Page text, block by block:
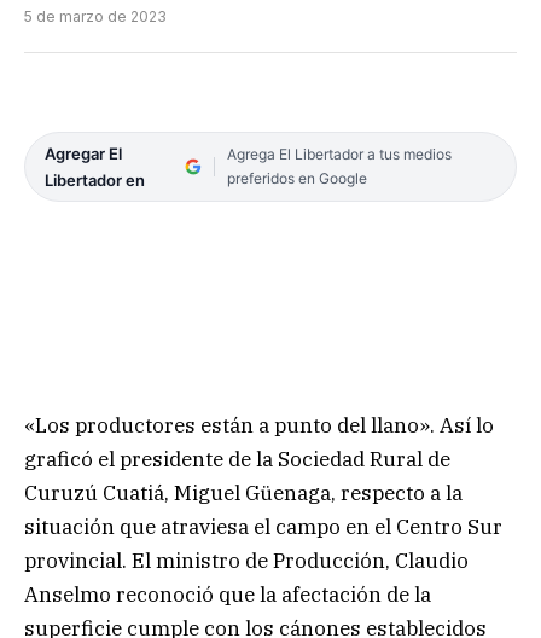
5 de marzo de 2023
Agregar El
Libertador en
Agrega El Libertador a tus medios
preferidos en Google
«Los productores están a punto del llano». Así lo
graficó el presidente de la Sociedad Rural de
Curuzú Cuatiá, Miguel Güenaga, respecto a la
situación que atraviesa el campo en el Centro Sur
provincial. El ministro de Producción, Claudio
Anselmo reconoció que la afectación de la
superficie cumple con los cánones establecidos